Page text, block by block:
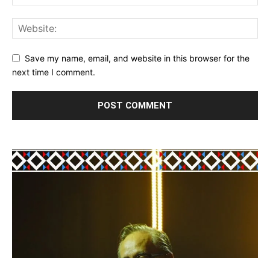
Save my name, email, and website in this browser for the
next time I comment.